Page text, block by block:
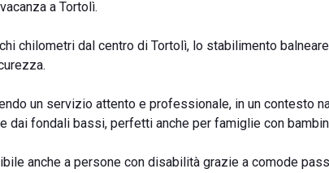
a Tortolì.
chilometri dal centro di Tortolì, lo stabilimento
un servizio attento e professionale, in un contesto
dai fondali bassi, perfetti anche per famiglie con
anche a persone con disabilità grazie a comode